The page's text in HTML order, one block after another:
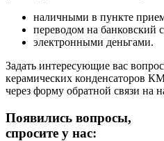
наличными в пункте
переводом на банковский
электронными деньгами.
Задать интересующие вас
керамических конденсаторов
через форму обратной связи на
Появились вопросы,
спросите у нас: